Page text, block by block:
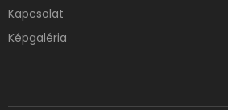
Kapcsolat
Képgaléria